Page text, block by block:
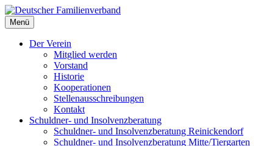
Deutscher Familienverband
Landesverband Berlin
Menü
Der Verein
Mitglied werden
Vorstand
Historie
Kooperationen
Stellenausschreibungen
Kontakt
Schuldner- und Insolvenzberatung
Schuldner- und Insolvenzberatung Reinickendorf
Schuldner- und Insolvenzberatung Mitte/Tiergarten